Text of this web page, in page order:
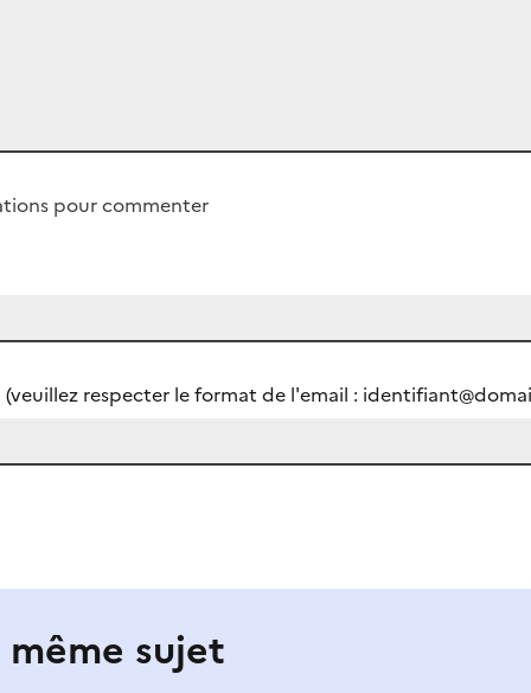
pour commenter
(veuillez respecter le format de l'email :
même sujet